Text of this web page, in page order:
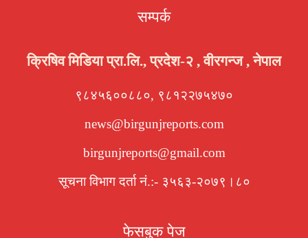
सम्पर्क
क्रिषिव मिडिया प्रा.लि., प्रदेश-२ , वीरगन्ज , नेपाल
९८४५६००८८०, ९८१२२७५४७०
news@birgunjreports.com
birgunjreports@gmail.com
सूचना विभाग दर्ता नं.:- ३५६३-२०७९।८०
फेसबुक पेज